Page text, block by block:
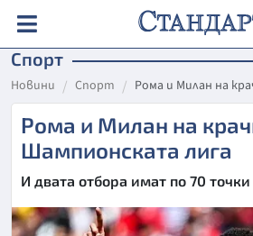
Спорт
Новини Спорт Рома и Милан на
Рома и Милан на
Шампионската лига
И двата отбора имат по 70 точки